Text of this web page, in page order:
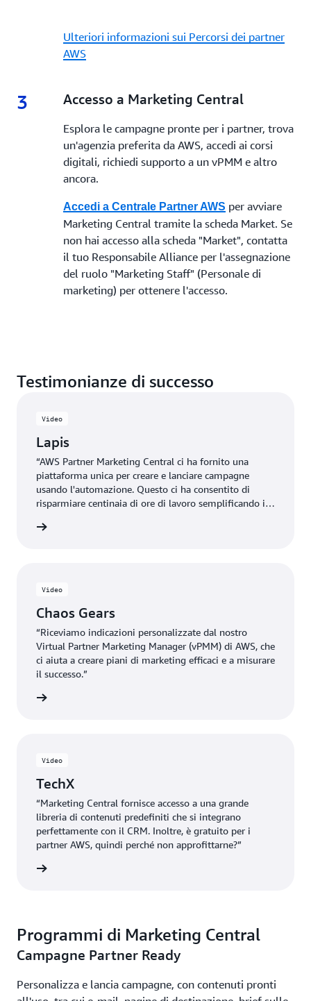
Ulteriori informazioni sui Percorsi dei partner
AWS
3 3.
Accesso a Marketing Central
Esplora le campagne pronte per i partner, trova
un'agenzia preferita da AWS, accedi ai corsi
digitali, richiedi supporto a un vPMM e altro
ancora.
Accedi a Centrale Partner AWS per avviare
Marketing Central tramite la scheda Market. Se
non hai accesso alla scheda "Market", contatta
il tuo Responsabile Alliance per l'assegnazione
del ruolo "Marketing Staff" (Personale di
marketing) per ottenere l'accesso.
Testimonianze di successo
Video
Lapis
“AWS Partner Marketing Central ci ha fornito una
piattaforma unica per creare e lanciare campagne
usando l'automazione. Questo ci ha consentito di
risparmiare centinaia di ore di lavoro semplificando il
Video
Chaos Gears
“Riceviamo indicazioni personalizzate dal nostro
Virtual Partner Marketing Manager (vPMM) di AWS, che
ci aiuta a creare piani di marketing efficaci e a misurare
il successo.”
Video
TechX
“Marketing Central fornisce accesso a una grande
libreria di contenuti predefiniti che si integrano
perfettamente con il CRM. Inoltre, è gratuito per i
partner AWS, quindi perché non approfittarne?”
Programmi di Marketing Central
Campagne Partner Ready
Personalizza e lancia campagne, con contenuti pronti